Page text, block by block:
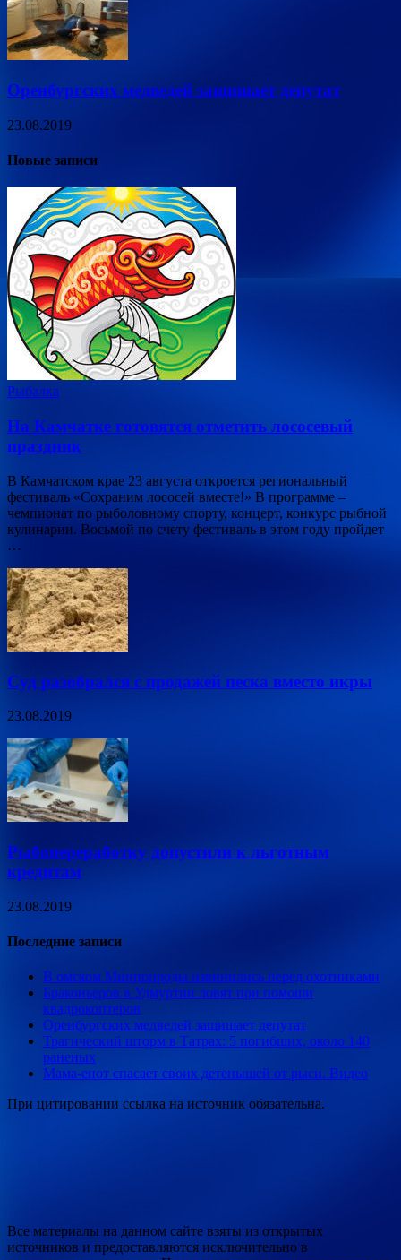
Оренбургских медведей защищает депутат
23.08.2019
Новые записи
Рыбалка
На Камчатке готовятся отметить лососевый
праздник
В Камчатском крае 23 августа откроется региональный
фестиваль «Сохраним лососей вместе!» В программе –
чемпионат по рыболовному спорту, концерт, конкурс рыбной
кулинарии. Восьмой по счету фестиваль в этом году пройдет
…
Суд разобрался с продажей песка вместо икры
23.08.2019
Рыбопереработку допустили к льготным
кредитам
23.08.2019
Последние записи
В омском Минприроды извинились перед охотниками
Браконьеров в Удмуртии ловят при помощи
квадрокоптеров
Оренбургских медведей защищает депутат
Трагический шторм в Татрах: 5 погибших, около 140
раненых
Мама-енот спасает своих детенышей от рыси. Видео
При цитировании ссылка на источник обязательна.
Все материалы на данном сайте взяты из открытых
источников и предоставляются исключительно в